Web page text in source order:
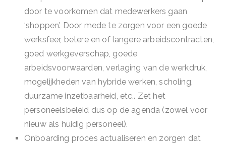
door te voorkomen dat medewerkers gaan
‘shoppen’. Door mede te zorgen voor een goede
werksfeer, betere en of langere arbeidscontracten,
goed werkgeverschap, goede
arbeidsvoorwaarden, verlaging van de werkdruk,
mogelijkheden van hybride werken, scholing,
duurzame inzetbaarheid, etc.. Zet het
personeelsbeleid dus op de agenda (zowel voor
nieuw als huidig personeel).
Onboarding proces actualiseren en zorgen dat